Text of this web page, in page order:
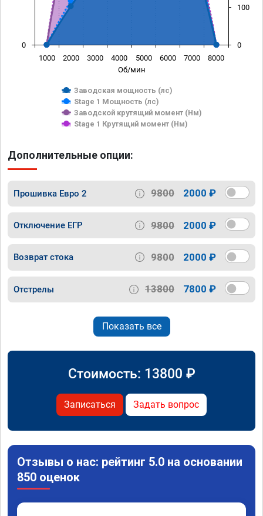
Об/мин
Заводская мощность (лс)
Stage 1 Мощность (лс)
Заводской крутящий момент (Нм)
Stage 1 Крутящий момент (Нм)
1000 2000 3000 4000 5000 6000 7000 8000
0 0
100
Дополнительные опции:
Прошивка Евро 2 9800 2000 ₽
Отключение ЕГР 9800 2000 ₽
Возврат стока 9800 2000 ₽
Отстрелы 13800 7800 ₽
Показать все
Стоимость: 13800 ₽
Записаться Задать вопрос
Отзывы о нас: рейтинг 5.0 на основании
850 оценок